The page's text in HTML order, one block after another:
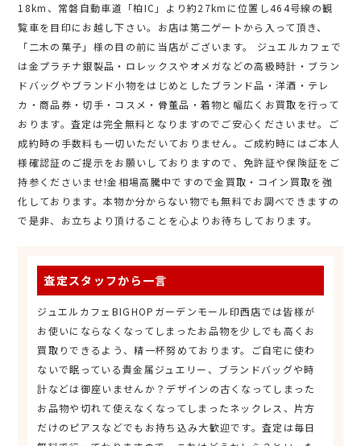
18km、常磐自動車道「柏IC」より約27kmに位置し464号線の観
覧車を目印にお越し下さい。お店は第二ゲートから入って頂き、
「二木の菓子」様の目の前に当店がございます。 ジュエルカフェで
は金プラチナ銀製品・ロレックスやオメガなどの高級時計・ブラン
ドバッグやブランド小物をはじめとしたブランド品・洋酒・テレ
カ・商品券・切手・コスメ・骨董品・着物と幅広くお買取を行って
おります。査定は完全無料となりますのでご安心くださいませ。ご
成約時の手数料も一切いただいておりません。ご成約時にはご本人
様確認証のご提示をお願いしておりますので、免許証や保険証をご
持参くださいませ!金相場高騰中ですので金買取・コイン買取を強
化しております。本物か分からない物でも無料でお調べできますの
で是非、お立ちより頂けることを心よりお待ちしております。
査定スタッフから一言
ジュエルカフェBIGHOPガーデンモール印西店では皆様が
お使いにならなくなってしまったお品物を少しでも高くお
買取りできるよう、精一杯努めております。ご自宅に使わ
ないで眠っている貴金属ジュエリー、ブランドバッグや時
計などは御座いませんか？デザインの古くなってしまった
お品物や切れて使えなくなってしまったネックレス、片方
だけのピアスなどでもお持ち込み大歓迎です。査定は毎日